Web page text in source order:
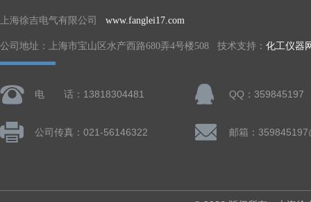
上海徐吉电气有限公司 www.fanglei17.com
公司地址：上海市宝山区水产西路680弄4号楼508 技术支持： 化工仪器
电 话：13818304481 QQ：359845197
公司传真：021-56146322 邮箱：